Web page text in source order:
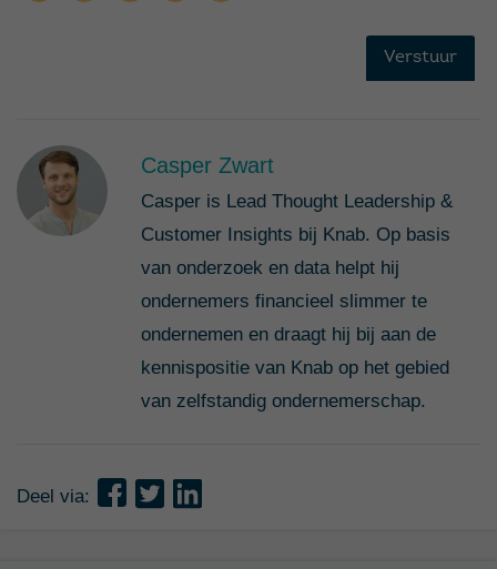
Casper Zwart
Casper is Lead Thought Leadership &
Customer Insights bij Knab. Op basis
van onderzoek en data helpt hij
ondernemers financieel slimmer te
ondernemen en draagt hij bij aan de
kennispositie van Knab op het gebied
van zelfstandig ondernemerschap.
Deel via: